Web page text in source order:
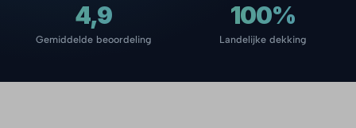
4,9
Gemiddelde beoordeling
100%
Landelijke dekking